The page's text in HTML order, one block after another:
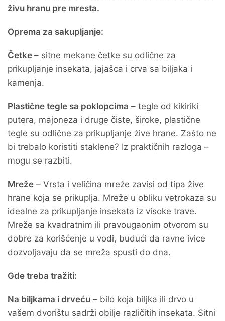
živu hranu pre mresta.
Oprema za sakupljanje:
Četke – sitne mekane četke su odlične za
prikupljanje insekata, jajašca i crva sa biljaka i
kamenja.
Plastične tegle sa poklopcima – tegle od kikiriki
putera, majoneza i druge čiste, široke, plastične
tegle su odlične za prikupljanje žive hrane. Zašto ne
bi trebalo koristiti staklene? Iz praktičnih razloga –
mogu se razbiti.
Mreže – Vrsta i veličina mreže zavisi od tipa žive
hrane koja se prikuplja. Mreže u obliku vetrokaza su
idealne za prikupljanje insekata iz visoke trave.
Mreže sa kvadratnim ili pravougaonim otvorom su
dobre za korišćenje u vodi, budući da ravne ivice
dozvoljavaju da se mreža spusti do dna.
Gde treba tražiti:
Na biljkama i drveću – bilo koja biljka ili drvo u
vašem dvorištu sadrži obilje različitih insekata. Sitni